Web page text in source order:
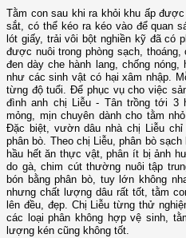
Tằm con sau khi ra khỏi khu ấp
sắt, có thể kéo ra kéo vào để quan
lót giấy, trải vôi bột nghiền kỹ đã có
được nuôi trong phòng sạch,
đen dày che hành lang, chống
như các sinh vật có hại xâm nhập.
từng độ tuổi. Để phục vụ cho việc
đình anh chị Liễu - Tân trồng tới 3
mỏng, mịn chuyên dành cho tằm
Đặc biệt, vườn dâu nhà chị Liễu
phân bò. Theo chị Liễu, phân bò
hầu hết ăn thực vật, phân ít bị ảnh
do gà, chim cút thường nuôi tập
bón bằng phân bò, tuy lớn không
nhưng chất lượng dâu rất tốt, tằm
lên đều, đẹp. Chị Liễu từng thử
các loại phân không hợp vệ sinh,
lượng kén cũng không tốt.